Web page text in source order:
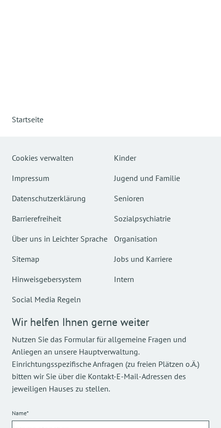
Startseite
Cookies verwalten
Impressum
Datenschutzerklärung
Barrierefreiheit
Über uns in Leichter Sprache
Sitemap
Hinweisgebersystem
Social Media Regeln
Kinder
Jugend und Familie
Senioren
Sozialpsychiatrie
Organisation
Jobs und Karriere
Intern
Wir helfen Ihnen gerne weiter
Nutzen Sie das Formular für allgemeine Fragen und
Anliegen an unsere Hauptverwaltung.
Einrichtungsspezifische Anfragen (zu freien Plätzen o.Ä.)
bitten wir Sie über die Kontakt-E-Mail-Adressen des
jeweiligen Hauses zu stellen.
Name*